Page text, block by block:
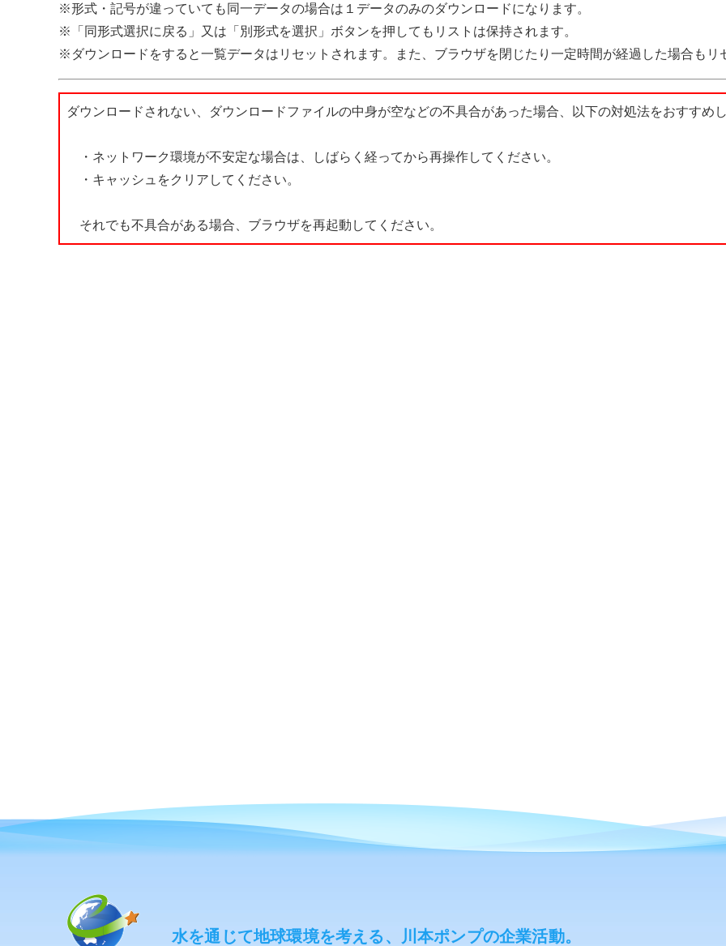
※形式・記号が違っていても同一データの場合は１データのみのダウンロードになります。
※「同形式選択に戻る」又は「別形式を選択」ボタンを押してもリストは保持されます。
※ダウンロードをすると一覧データはリセットされます。また、ブラウザを閉じたり一定時間が経過した場合もリ
ダウンロードされない、ダウンロードファイルの中身が空などの不具合があった場合、以下の対処法をおすすめし
・ネットワーク環境が不安定な場合は、しばらく経ってから再操作してください。
・キャッシュをクリアしてください。
それでも不具合がある場合、ブラウザを再起動してください。
水を通じて地球環境を考える、川本ポンプの企業活動。